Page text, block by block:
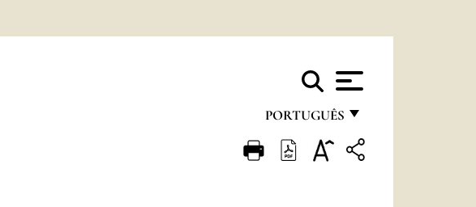
PORTUGUÊS
FRANÇAIS